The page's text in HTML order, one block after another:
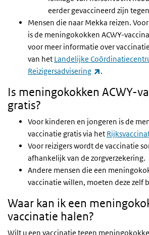
eerder gevaccineerd zijn
Mensen die naar Mekka reizen.
is de meningokokken ACWY-
voor meer informatie over
van het Landelijke
Reizigersadvisering
(externe link)
.
Is meningokokken ACWY-
gratis?
Voor kinderen en jongeren is de
vaccinatie gratis via het
Voor reizigers wordt de vaccinatie
afhankelijk van de zorgverzekering.
Andere mensen die een
vaccinatie willen, moeten deze zelf
Waar kan ik een
vaccinatie halen?
Wilt u een vaccinatie tegen